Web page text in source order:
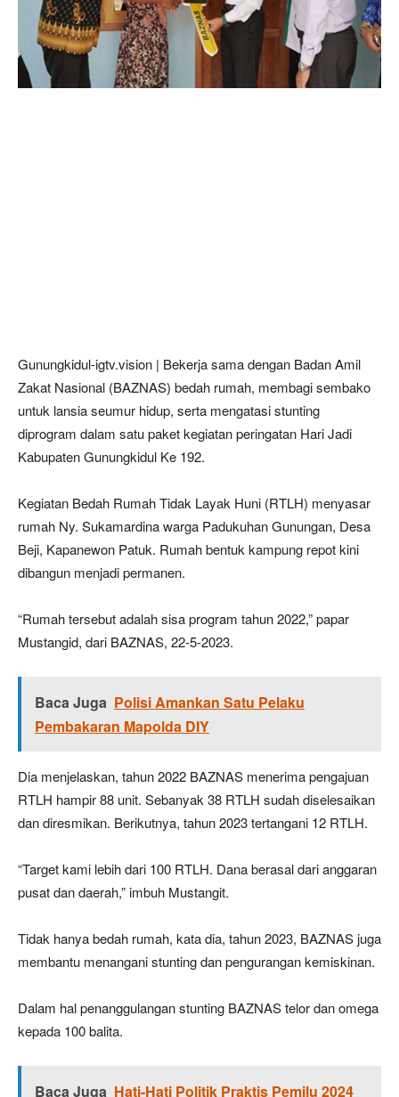
Gunungkidul-igtv.vision | Bekerja sama dengan Badan Amil
Zakat Nasional (BAZNAS) bedah rumah, membagi sembako
untuk lansia seumur hidup, serta mengatasi stunting
diprogram dalam satu paket kegiatan peringatan Hari Jadi
Kabupaten Gunungkidul Ke 192.
Kegiatan Bedah Rumah Tidak Layak Huni (RTLH) menyasar
rumah Ny. Sukamardina warga Padukuhan Gunungan, Desa
Beji, Kapanewon Patuk. Rumah bentuk kampung repot kini
dibangun menjadi permanen.
“Rumah tersebut adalah sisa program tahun 2022,” papar
Mustangid, dari BAZNAS, 22-5-2023.
Baca Juga Polisi Amankan Satu Pelaku
Pembakaran Mapolda DIY
Dia menjelaskan, tahun 2022 BAZNAS menerima pengajuan
RTLH hampir 88 unit. Sebanyak 38 RTLH sudah diselesaikan
dan diresmikan. Berikutnya, tahun 2023 tertangani 12 RTLH.
“Target kami lebih dari 100 RTLH. Dana berasal dari anggaran
pusat dan daerah,” imbuh Mustangit.
Tidak hanya bedah rumah, kata dia, tahun 2023, BAZNAS juga
membantu menangani stunting dan pengurangan kemiskinan.
Dalam hal penanggulangan stunting BAZNAS telor dan omega
kepada 100 balita.
Baca Juga Hati-Hati Politik Praktis Pemilu 2024